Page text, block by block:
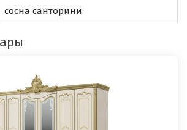
сосна санторини